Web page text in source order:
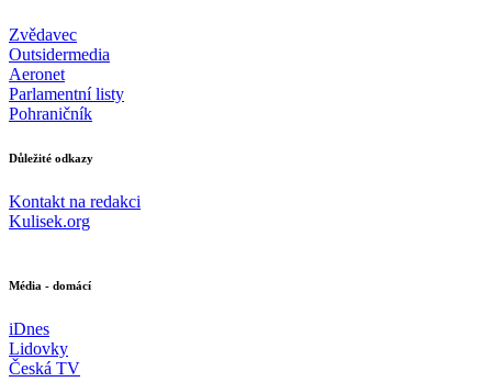
Zvědavec
Outsidermedia
Aeronet
Parlamentní listy
Pohraničník
Důležité odkazy
Kontakt na redakci
Kulisek.org
Média - domácí
iDnes
Lidovky
Česká TV